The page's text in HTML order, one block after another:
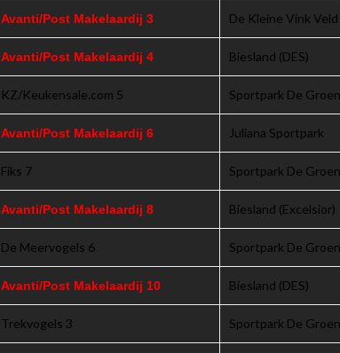
Avanti/Post Makelaardij 3 De Kleine Vink Veld
Avanti/Post Makelaardij 4 Biesland (DES)
KZ/Keukensale.com 5 Sportpark De
Avanti/Post Makelaardij 6 Juliana Sportpark
Fiks 7 Sportpark De
Avanti/Post Makelaardij 8 Biesland (Excelsior)
De Meervogels 6 Sportpark De
Avanti/Post Makelaardij 10 Biesland (DES)
Trekvogels 3 Sportpark De